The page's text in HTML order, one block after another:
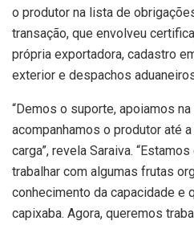
o produtor na lista de
transação, que envolveu
própria exportadora, cadastro
exterior e despachos
“Demos o suporte, apoiamos
acompanhamos o produtor até
carga”, revela Saraiva.
trabalhar com algumas frutas
conhecimento da capacidade e
capixaba. Agora, queremos